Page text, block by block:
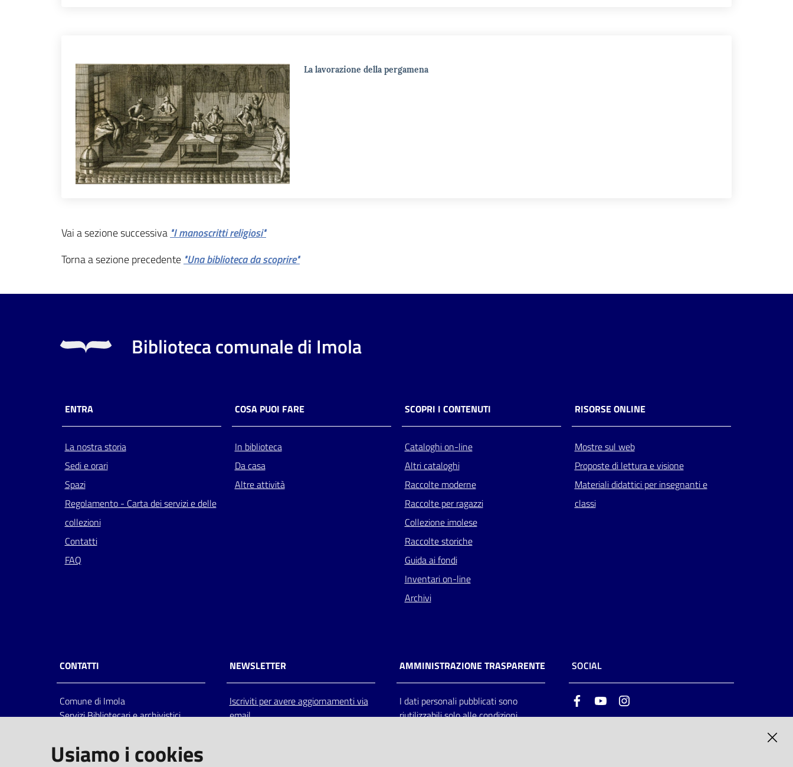
La lavorazione della pergamena
Vai a sezione successiva "I manoscritti religiosi"
Torna a sezione precedente "Una biblioteca da scoprire"
Biblioteca comunale di Imola
ENTRA
La nostra storia
Sedi e orari
Spazi
Regolamento - Carta dei servizi e delle
collezioni
Contatti
FAQ
COSA PUOI FARE
In biblioteca
Da casa
Altre attività
SCOPRI I CONTENUTI
Cataloghi on-line
Altri cataloghi
Raccolte moderne
Raccolte per ragazzi
Collezione imolese
Raccolte storiche
Guida ai fondi
Inventari on-line
Archivi
RISORSE ONLINE
Mostre sul web
Proposte di lettura e visione
Materiali didattici per insegnanti e
classi
CONTATTI
Comune di Imola
Servizi Bibliotecari e archivistici
Italia
centralino: tel 0542.6026.36 fax
NEWSLETTER
Iscriviti per avere aggiornamenti via
email
AMMINISTRAZIONE TRASPARENTE
I dati personali pubblicati sono
riutilizzabili solo alle condizioni
SOCIAL
FacebookYoutube
Usiamo i cookies